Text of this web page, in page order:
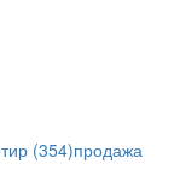
(354)продажа